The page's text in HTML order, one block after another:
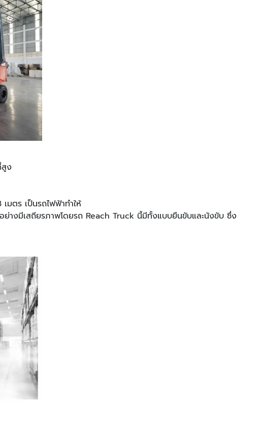
สูง
มตร เป็นรถไฟฟ้าทําให้
อย่างมีเสถียรภาพโดยรถ Reach Truck นี้มีทั้งแบบยืนขับและนังขับ ซึ่ง